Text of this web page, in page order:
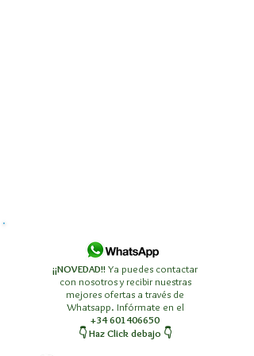
¡¡NOVEDAD!!Ya puedes contactar
con nosotros y recibir nuestras
mejores ofertas a través de
Whatsapp. Infórmate en el
+34 601406650
👇 Haz Click debajo 👇